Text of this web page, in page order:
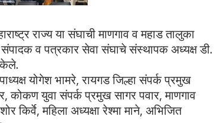
राज्य या संघाची माणगाव व महाड तालुका
व पत्रकार सेवा संघाचे संस्थापक अध्यक्ष डी.
केले.
योगेश भामरे, रायगड जिल्हा संपर्क प्रमुख
कोकण युवा संपर्क प्रमुख सागर पवार, माणगाव
किर्वे, महिला अध्यक्षा रेश्मा माने, अभिजित